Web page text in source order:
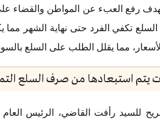
رفع العبء عن المواطن والقضاء على
السلع تكفي الفرد حتى نهاية الشهر
مما يقلل الطلب على السلع
يتم استبعادها من صرف السلع
للسيد رأفت القاضي، الرئيس